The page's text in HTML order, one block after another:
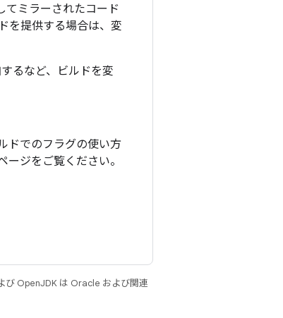
てミラーされたコード
を提供する場合は、変
るなど、ビルドを変
ドでのフラグの使い方
ージをご覧ください。
び OpenJDK は Oracle および関連